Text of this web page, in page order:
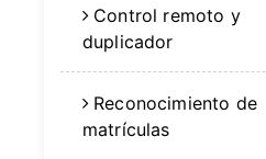
Control remoto y
duplicador
Reconocimiento de
matrículas